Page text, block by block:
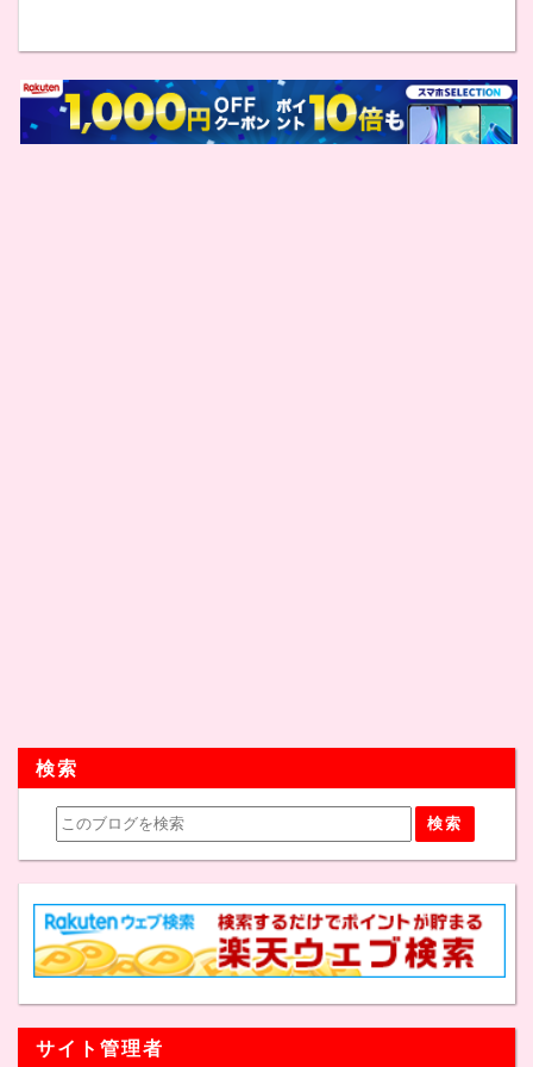
検索
サイト管理者